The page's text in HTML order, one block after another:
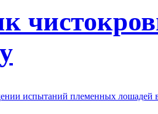
испытаний племенных лошадей